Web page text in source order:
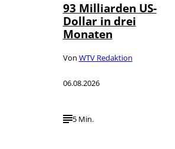
93 Milliarden US-
Dollar in drei
Monaten
Von WTV Redaktion
06.08.2026
5 Min.